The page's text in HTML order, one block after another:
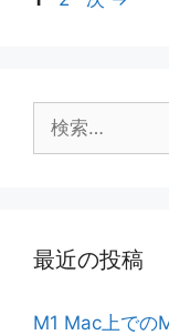
索:
最近の投稿
M1 Mac上での